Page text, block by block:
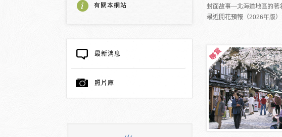
有關本網站
最新消息
照片庫
封面故事―北海道地區的著
最近開花預報（2026年版）